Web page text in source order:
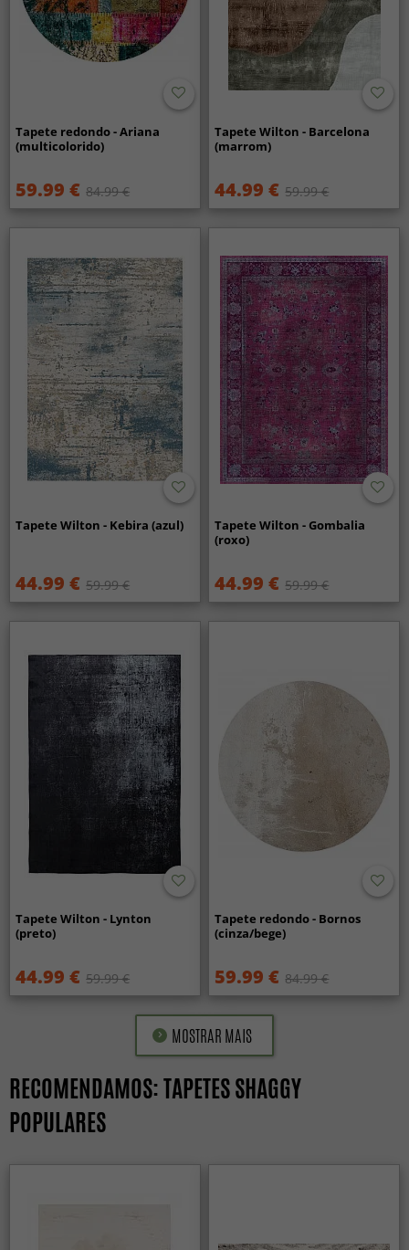
Tapete redondo - Ariana
(multicolorido)
59.99 € 84.99 €
Tapete Wilton - Barcelona
(marrom)
44.99 € 59.99 €
Tapete Wilton - Kebira (azul)
44.99 € 59.99 €
Tapete Wilton - Gombalia
(roxo)
44.99 € 59.99 €
Tapete Wilton - Lynton
(preto)
44.99 € 59.99 €
Tapete redondo - Bornos
(cinza/bege)
59.99 € 84.99 €
MOSTRAR MAIS
RECOMENDAMOS: TAPETES SHAGGY
POPULARES